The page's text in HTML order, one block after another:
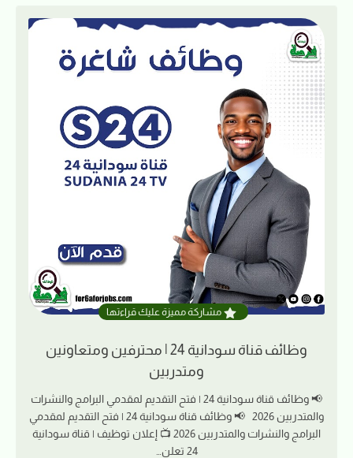
مشاركة مميزة عليك قراءتها
وظائف قناة سودانية 24 | محترفين ومتعاونين
ومتدربين
📢 وظائف قناة سودانية 24 | فتح التقديم لمقدمي البرامج والنشرات
والمتدربين 2026 📢 وظائف قناة سودانية 24 | فتح التقديم لمقدمي
البرامج والنشرات والمتدربين 2026 📺 إعلان توظيف | قناة سودانية
24 تعلن…